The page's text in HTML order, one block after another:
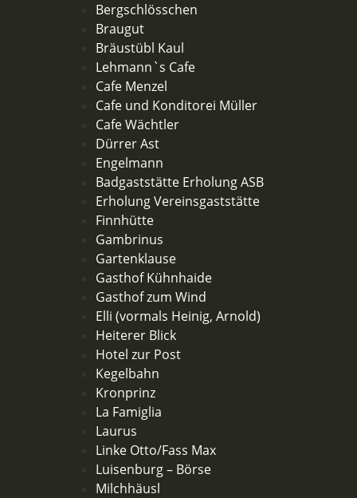
Bergschlösschen
Braugut
Bräustübl Kaul
Lehmann`s Cafe
Cafe Menzel
Cafe und Konditorei Müller
Cafe Wächtler
Dürrer Ast
Engelmann
Badgaststätte Erholung ASB
Erholung Vereinsgaststätte
Finnhütte
Gambrinus
Gartenklause
Gasthof Kühnhaide
Gasthof zum Wind
Elli (vormals Heinig, Arnold)
Heiterer Blick
Hotel zur Post
Kegelbahn
Kronprinz
La Famiglia
Laurus
Linke Otto/Fass Max
Luisenburg – Börse
Milchhäusl